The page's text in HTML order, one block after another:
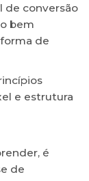
de conversão
bem
de
e estrutura
é
de